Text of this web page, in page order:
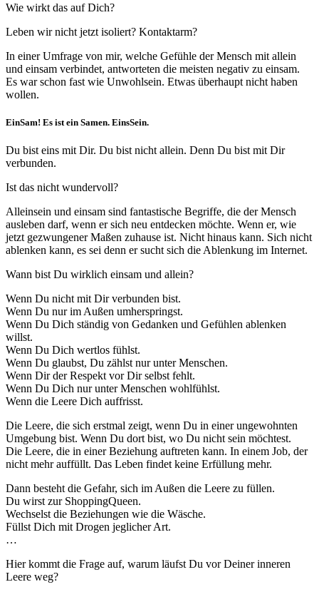
Wie wirkt das auf Dich?
Leben wir nicht jetzt isoliert? Kontaktarm?
In einer Umfrage von mir, welche Gefühle der Mensch mit allein
und einsam verbindet, antworteten die meisten negativ zu einsam.
Es war schon fast wie Unwohlsein. Etwas überhaupt nicht haben
wollen.
EinSam! Es ist ein Samen. EinsSein.
Du bist eins mit Dir. Du bist nicht allein. Denn Du bist mit Dir
verbunden.
Ist das nicht wundervoll?
Alleinsein und einsam sind fantastische Begriffe, die der Mensch
ausleben darf, wenn er sich neu entdecken möchte. Wenn er, wie
jetzt gezwungener Maßen zuhause ist. Nicht hinaus kann. Sich nicht
ablenken kann, es sei denn er sucht sich die Ablenkung im Internet.
Wann bist Du wirklich einsam und allein?
Wenn Du nicht mit Dir verbunden bist.
Wenn Du nur im Außen umherspringst.
Wenn Du Dich ständig von Gedanken und Gefühlen ablenken
willst.
Wenn Du Dich wertlos fühlst.
Wenn Du glaubst, Du zählst nur unter Menschen.
Wenn Dir der Respekt vor Dir selbst fehlt.
Wenn Du Dich nur unter Menschen wohlfühlst.
Wenn die Leere Dich auffrisst.
Die Leere, die sich erstmal zeigt, wenn Du in einer ungewohnten
Umgebung bist. Wenn Du dort bist, wo Du nicht sein möchtest.
Die Leere, die in einer Beziehung auftreten kann. In einem Job, der
nicht mehr auffüllt. Das Leben findet keine Erfüllung mehr.
Dann besteht die Gefahr, sich im Außen die Leere zu füllen.
Du wirst zur ShoppingQueen.
Wechselst die Beziehungen wie die Wäsche.
Füllst Dich mit Drogen jeglicher Art.
…
Hier kommt die Frage auf, warum läufst Du vor Deiner inneren
Leere weg?